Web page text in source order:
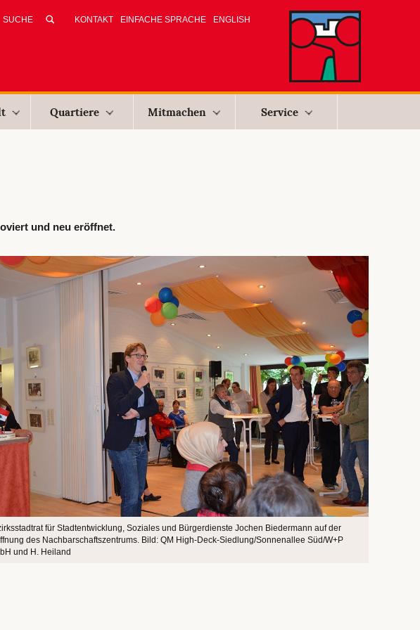
KONTAKT EINFACHE SPRACHE ENGLISH
Quartiere Mitmachen Service
und neu eröffnet.
für Stadtentwicklung, Soziales und Bürgerdienste Jochen Biedermann auf der
des Nachbarschaftszentrums. Bild: QM High-Deck-Siedlung/Sonnenallee Süd/W+P
und H. Heiland